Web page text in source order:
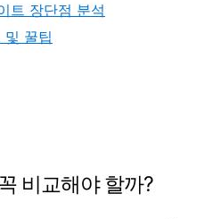
트 장단점 분석
및 꿀팁
비교해야 할까?